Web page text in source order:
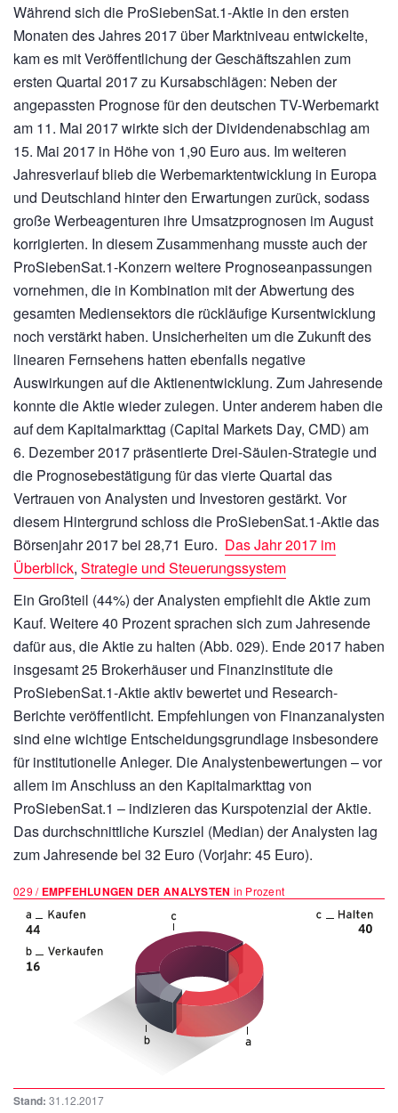
Während sich die ProSiebenSat.1-Aktie in den ersten
Monaten des Jahres 2017 über Marktniveau entwickelte,
kam es mit Veröffentlichung der Geschäftszahlen zum
ersten Quartal 2017 zu Kursabschlägen: Neben der
angepassten Prognose für den deutschen TV-Werbemarkt
am 11. Mai 2017 wirkte sich der Dividendenabschlag am
15. Mai 2017 in Höhe von 1,90 Euro aus. Im weiteren
Jahresverlauf blieb die Werbemarktentwicklung in Europa
und Deutschland hinter den Erwartungen zurück, sodass
große Werbeagenturen ihre Umsatzprognosen im August
korrigierten. In diesem Zusammenhang musste auch der
ProSiebenSat.1-Konzern weitere Prognoseanpassungen
vornehmen, die in Kombination mit der Abwertung des
gesamten Mediensektors die rückläufige Kursentwicklung
noch verstärkt haben. Unsicherheiten um die Zukunft des
linearen Fernsehens hatten ebenfalls negative
Auswirkungen auf die Aktienentwicklung. Zum Jahresende
konnte die Aktie wieder zulegen. Unter anderem haben die
auf dem Kapitalmarkttag (Capital Markets Day, CMD) am
6. Dezember 2017 präsentierte Drei-Säulen-Strategie und
die Prognosebestätigung für das vierte Quartal das
Vertrauen von Analysten und Investoren gestärkt. Vor
diesem Hintergrund schloss die ProSiebenSat.1-Aktie das
Börsenjahr 2017 bei 28,71 Euro. Das Jahr 2017 im
Überblick, Strategie und Steuerungssystem
Ein Großteil (44%) der Analysten empfiehlt die Aktie zum
Kauf. Weitere 40 Prozent sprachen sich zum Jahresende
dafür aus, die Aktie zu halten (Abb. 029). Ende 2017 haben
insgesamt 25 Brokerhäuser und Finanzinstitute die
ProSiebenSat.1-Aktie aktiv bewertet und Research-
Berichte veröffentlicht. Empfehlungen von Finanzanalysten
sind eine wichtige Entscheidungsgrundlage insbesondere
für institutionelle Anleger. Die Analystenbewertungen – vor
allem im Anschluss an den Kapitalmarkttag von
ProSiebenSat.1 – indizieren das Kurspotenzial der Aktie.
Das durchschnittliche Kursziel (Median) der Analysten lag
zum Jahresende bei 32 Euro (Vorjahr: 45 Euro).
029 / EMPFEHLUNGEN DER ANALYSTEN in Prozent
Stand: 31.12.2017